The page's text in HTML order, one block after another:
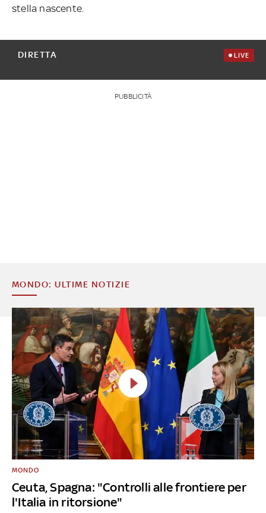
stella nascente.
DIRETTA LIVE
PUBBLICITÀ
MONDO: ULTIME NOTIZIE
Ceuta, Spagna: "Controlli alle frontiere per
l'Italia in ritorsione"
MONDO